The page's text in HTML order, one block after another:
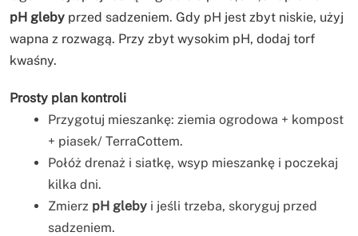
pH gleby przed sadzeniem. Gdy pH jest zbyt niskie, użyj
wapna z rozwagą. Przy zbyt wysokim pH, dodaj torf
kwaśny.
Prosty plan kontroli
Przygotuj mieszankę: ziemia ogrodowa + kompost
+ piasek/ TerraCottem.
Połóż drenaż i siatkę, wsyp mieszankę i poczekaj
kilka dni.
Zmierz pH gleby i jeśli trzeba, skoryguj przed
sadzeniem.